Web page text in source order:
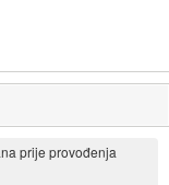
prije provođenja